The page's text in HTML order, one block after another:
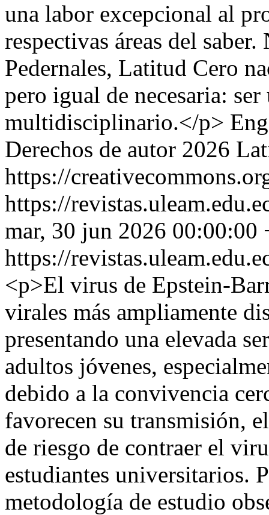
una labor excepcional al
respectivas áreas del
Pedernales, Latitud Cero
pero igual de necesaria:
multidisciplinario.</p>
Derechos de autor 2026
https://
https://
mar, 30 jun 2026 00:00:00
https://
<p>El virus de Epstein-
virales más ampliamente
presentando una elevada
adultos jóvenes,
debido a la convivencia
favorecen su transmisión,
de riesgo de contraer el
estudiantes universitarios.
metodología de estudio